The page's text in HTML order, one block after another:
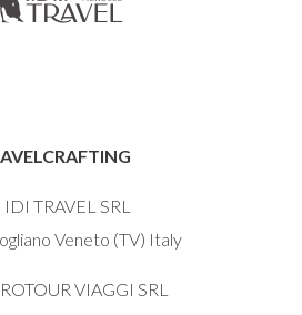
TRAVEL SRL
Veneto (TV) Italy
VIAGGI SRL